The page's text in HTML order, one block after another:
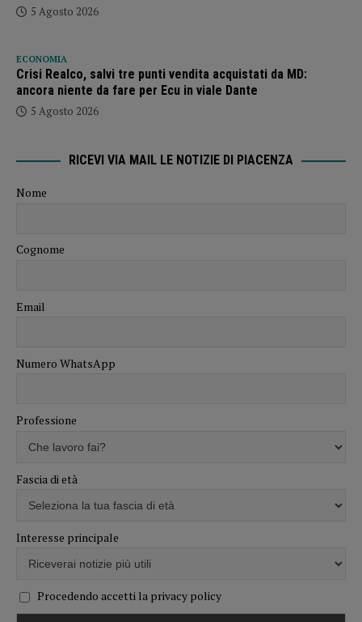
5 Agosto 2026
ECONOMIA
Crisi Realco, salvi tre punti vendita acquistati da MD:
ancora niente da fare per Ecu in viale Dante
5 Agosto 2026
RICEVI VIA MAIL LE NOTIZIE DI PIACENZA
Nome
Cognome
Email
Numero WhatsApp
Professione
Fascia di età
Interesse principale
Procedendo accetti la privacy policy